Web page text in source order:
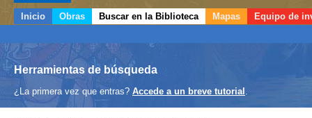
Inicio Obras Buscar en la Biblioteca Mapas Equipo de
Herramientas de búsqueda
¿La primera vez que entras? Accede a un breve tutorial .